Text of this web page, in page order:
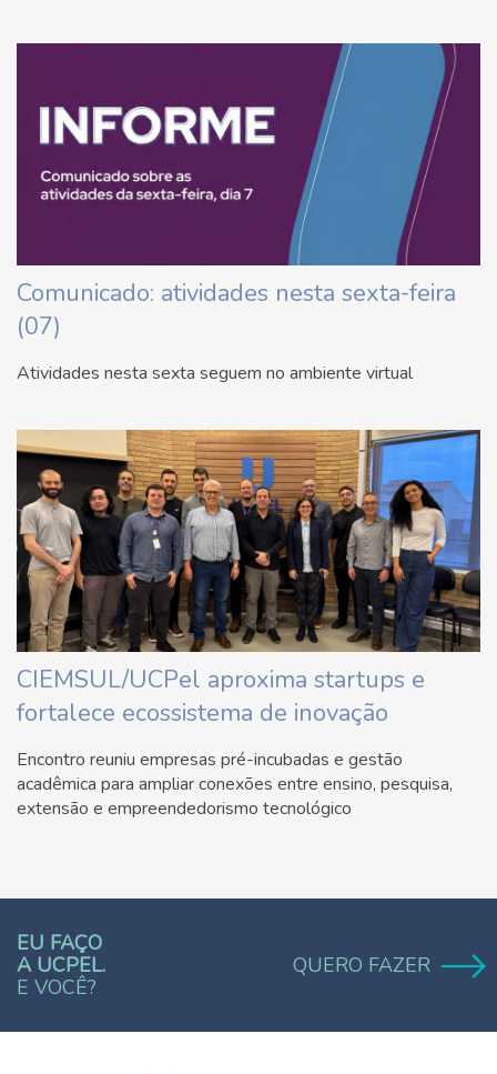
Comunicado: atividades nesta sexta-feira
(07)
Atividades nesta sexta seguem no ambiente virtual
CIEMSUL/UCPel aproxima startups e
fortalece ecossistema de inovação
Encontro reuniu empresas pré-incubadas e gestão
acadêmica para ampliar conexões entre ensino, pesquisa,
extensão e empreendedorismo tecnológico
EU FAÇO
A UCPEL.
E VOCÊ?
QUERO FAZER